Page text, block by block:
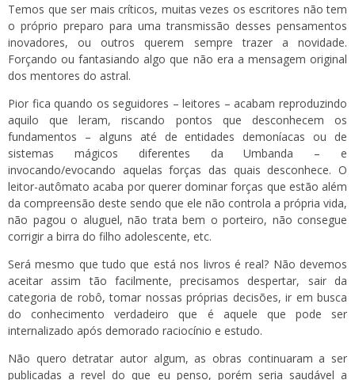
Temos que ser mais críticos, muitas vezes os escritores não tem
o próprio preparo para uma transmissão desses pensamentos
inovadores, ou outros querem sempre trazer a novidade.
Forçando ou fantasiando algo que não era a mensagem original
dos mentores do astral.
Pior fica quando os seguidores – leitores – acabam reproduzindo
aquilo que leram, riscando pontos que desconhecem os
fundamentos – alguns até de entidades demoníacas ou de
sistemas mágicos diferentes da Umbanda – e
invocando/evocando aquelas forças das quais desconhece. O
leitor-autômato acaba por querer dominar forças que estão além
da compreensão deste sendo que ele não controla a própria vida,
não pagou o aluguel, não trata bem o porteiro, não consegue
corrigir a birra do filho adolescente, etc.
Será mesmo que tudo que está nos livros é real? Não devemos
aceitar assim tão facilmente, precisamos despertar, sair da
categoria de robô, tomar nossas próprias decisões, ir em busca
do conhecimento verdadeiro que é aquele que pode ser
internalizado após demorado raciocínio e estudo.
Não quero detratar autor algum, as obras continuaram a ser
publicadas a revel do que eu penso, porém seria saudável a